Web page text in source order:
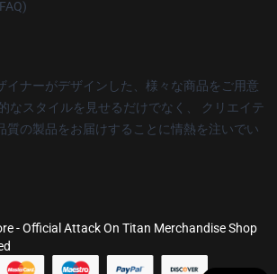
イナーがデザインした、様々な商品をご用意
なスタイルを見せるだけでなく、 クリエイテ
質の製品をお届けすることに情熱を注いでい
- Official Attack On Titan Merchandise Shop